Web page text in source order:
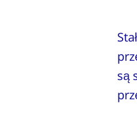
są